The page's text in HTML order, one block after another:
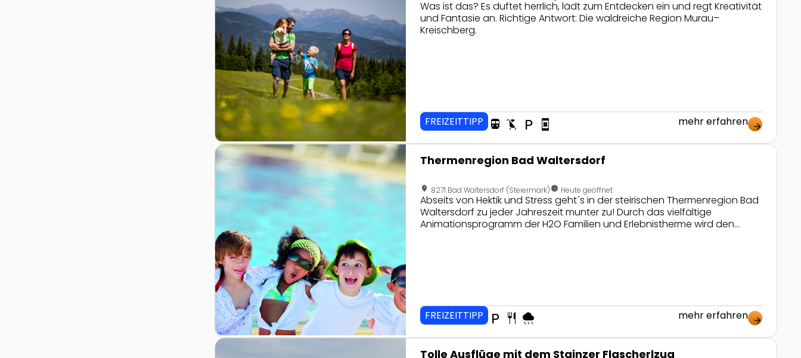
Was ist das? Es duftet herrlich, lädt zum Entdecken ein und regt Kreativität
und Fantasie an. Richtige Antwort: Die waldreiche Region Murau–
Kreischberg.
FREIZEITTIPP directions_transit child_friendly local_parking book_online mehr erfahren arrow_forward
Zur Detailseite von Thermenregion Bad Waltersdorf
Thermenregion Bad Waltersdorf
location_on 8271 Bad Waltersdorf (Steiermark)nest_clock_farsight_analog Heute geöffnet
Abseits von Hektik und Stress geht´s in der steirischen Thermenregion Bad
Waltersdorf zu jeder Jahreszeit munter zu! Durch das vielfältige
Animationsprogramm der H2O Familien und Erlebnistherme wird den
FREIZEITTIPP local_parking restaurant rainy mehr erfahren arrow_forward
Zur Detailseite von Tolle Ausflüge mit dem Stainzer Flascherlzug
Tolle Ausflüge mit dem Stainzer Flascherlzug